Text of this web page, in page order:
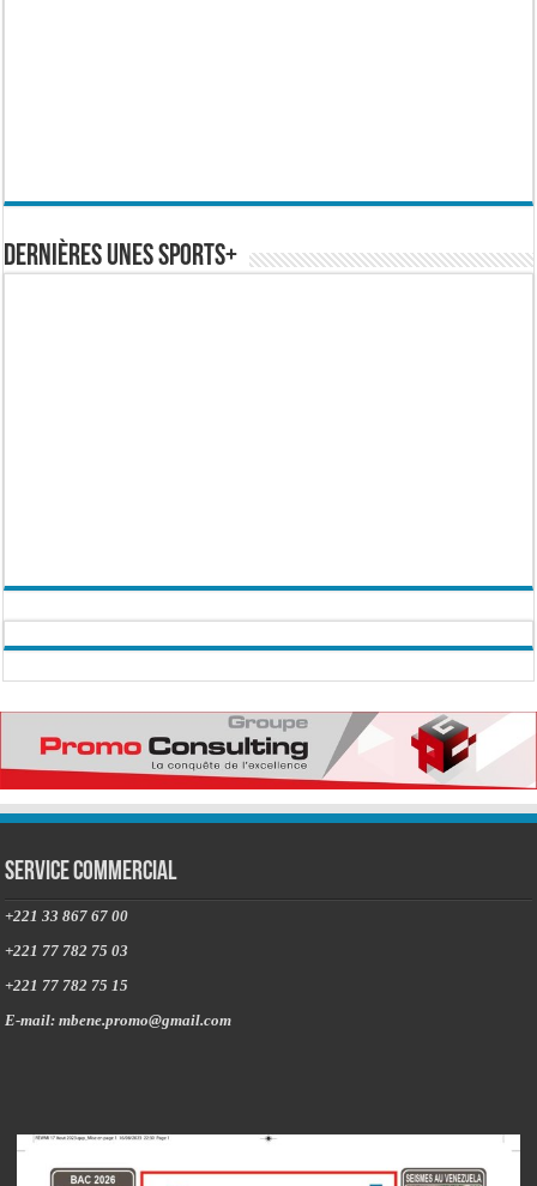
Dernières Unes Sports+
Service commercial
+221 33 867 67 00
+221 77 782 75 03
+221 77 782 75 15
E-mail: mbene.promo@gmail.com